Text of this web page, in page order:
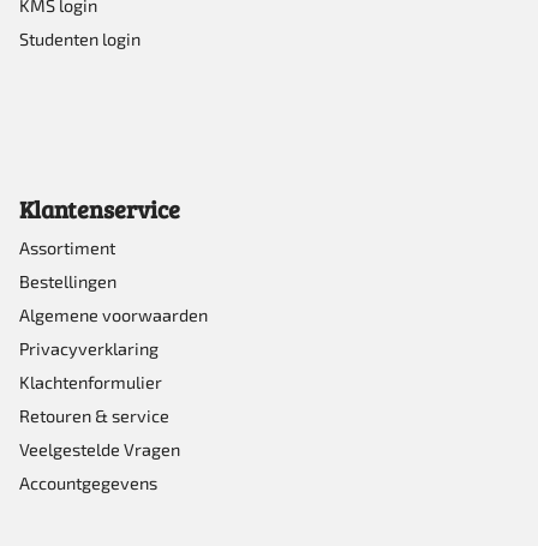
KMS login
Studenten login
Klantenservice
Assortiment
Bestellingen
Algemene voorwaarden
Privacyverklaring
Klachtenformulier
Retouren & service
Veelgestelde Vragen
Accountgegevens